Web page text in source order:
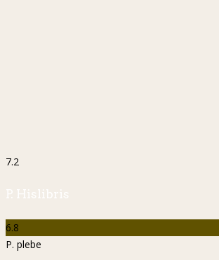
7.2
P. Hislibris
6.8
P. plebe